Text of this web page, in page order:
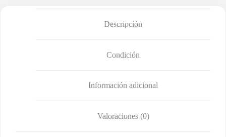
Descripción
Condición
Información adicional
Valoraciones (0)